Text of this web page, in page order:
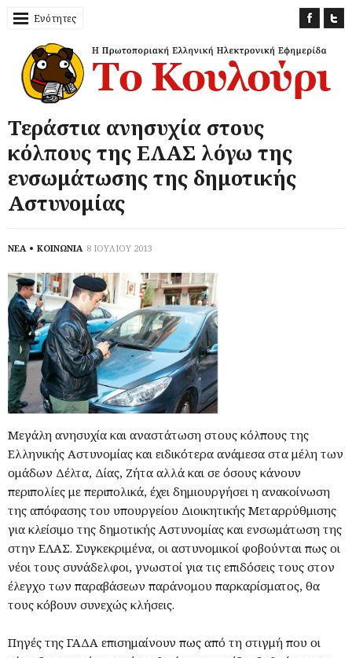
Ενότητες
Τεράστια ανησυχία στους
κόλπους της ΕΛΑΣ λόγω της
ενσωμάτωσης της δημοτικής
Αστυνομίας
ΝΕΑ ΚΟΙΝΩΝΙΑ 8 ΙΟΥΛΙΟΥ 2013
Μεγάλη ανησυχία και αναστάτωση στους κόλπους της
Ελληνικής Αστυνομίας και ειδικότερα ανάμεσα στα μέλη των
ομάδων Δέλτα, Δίας, Ζήτα αλλά και σε όσους κάνουν
περιπολίες με περιπολικά, έχει δημιουργήσει η ανακοίνωση
της απόφασης του υπουργείου Διοικητικής Μεταρρύθμισης
για κλείσιμο της δημοτικής Αστυνομίας και ενσωμάτωση της
στην ΕΛΑΣ. Συγκεκριμένα, οι αστυνομικοί φοβούνται πως οι
νέοι τους συνάδελφοι, γνωστοί για τις επιδόσεις τους στον
έλεγχο των παραβάσεων παράνομου παρκαρίσματος, θα
τους κόβουν συνεχώς κλήσεις.
Πηγές της ΓΑΔΑ επισημαίνουν πως από τη στιγμή που οι